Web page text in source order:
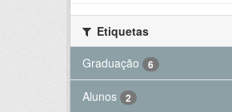
Etiquetas
Graduação
6
Alunos 2